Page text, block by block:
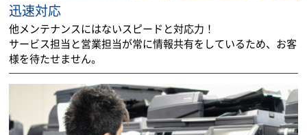
迅速対応
他メンテナンスにはないスピードと対応力！
サービス担当と営業担当が常に情報共有をしているため、お客
様を待たせません。